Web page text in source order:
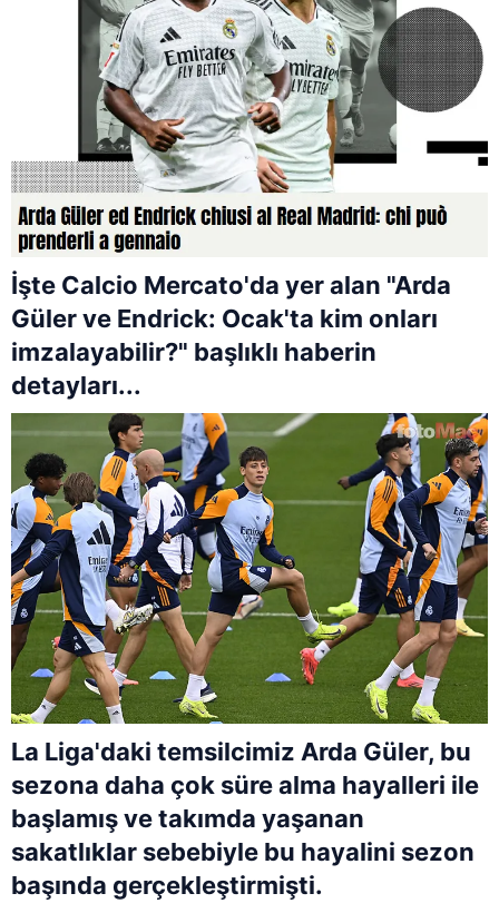
İşte Calcio Mercato'da yer alan "Arda
Güler ve Endrick: Ocak'ta kim onları
imzalayabilir?" başlıklı haberin
detayları...
La Liga'daki temsilcimiz Arda Güler, bu
sezona daha çok süre alma hayalleri ile
başlamış ve takımda yaşanan
sakatlıklar sebebiyle bu hayalini sezon
başında gerçekleştirmişti.